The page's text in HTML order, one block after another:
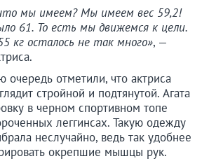
мы имеем? Мы имеем вес 59,2!
61. То есть мы движемся к цели.
кг осталось не так много», —
очередь отметили, что актриса
стройной и подтянутой. Агата
в черном спортивном топе
леггинсах. Такую одежду
неслучайно, ведь так удобнее
окрепшие мышцы рук.